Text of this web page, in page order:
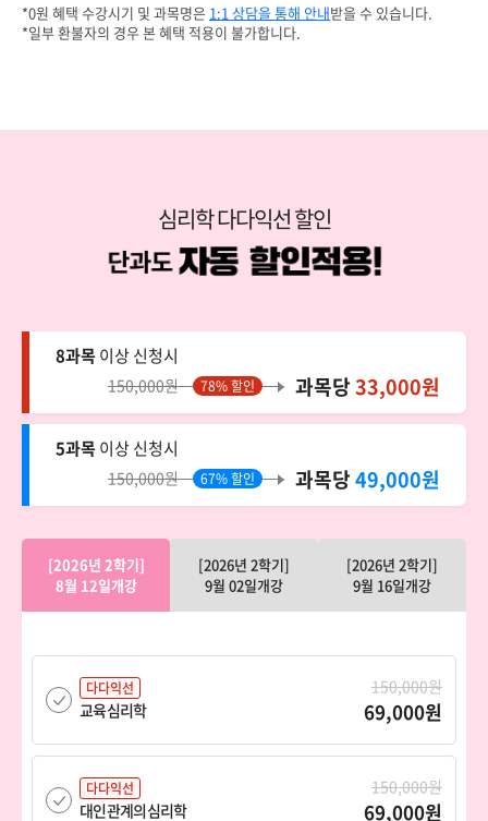
*0원 혜택 수강시기 및 과목명은 1:1 상담을 통해 안내받을 수 있습니다.
*일부 환불자의 경우 본 혜택 적용이 불가합니다.
심리학 다다익선 할인
8과목이상 신청시
150,000원 78% 할인 과목당33,000원
5과목이상 신청시
150,000원 67% 할인 과목당49,000원
[2026년 2학기]
8월 12일개강
[2026년 2학기]
9월 02일개강
[2026년 2학기]
9월 16일개강
다다익선
교육심리학
150,000원
69,000원
다다익선
대인관계의심리학
150,000원
69,000원